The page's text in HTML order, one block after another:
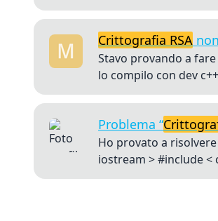
Crittografia RSA
Stavo provando a
lo compilo con dev
Problema “
Ho provato a
iostream > #include <